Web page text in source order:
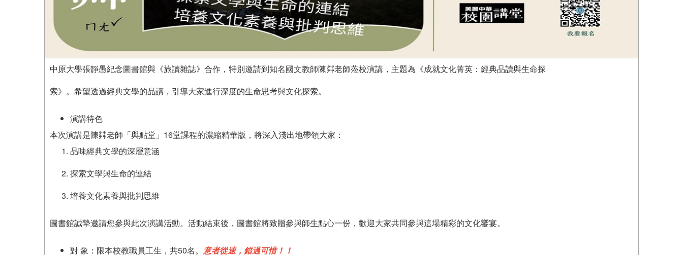
中原大學張靜愚紀念圖書館與《旅讀雜誌》合作，特別邀請到知名國文教師陳茻老師蒞校演講，主題為《成就文化菁英：經典品讀與生命探
索》。希望透過經典文學的品讀，引導大家進行深度的生命思考與文化探索。
演講特色
本次演講是陳茻老師「與點堂」16堂課程的濃縮精華版，將深入淺出地帶領大家：
品味經典文學的深層意涵
探索文學與生命的連結
培養文化素養與批判思維
圖書館誠摯邀請您參與此次演講活動。活動結束後，圖書館將致贈參與師生點心一份，歡迎大家共同參與這場精彩的文化饗宴。
對 象：限本校教職員工生，共50名。 意者從速，錯過可惜！！